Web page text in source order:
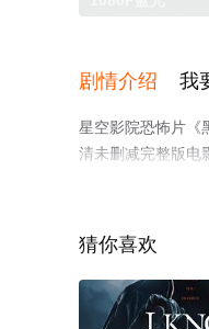
剧情介绍 我
星空影院恐怖片《
清未删减完整版电
猜你喜欢